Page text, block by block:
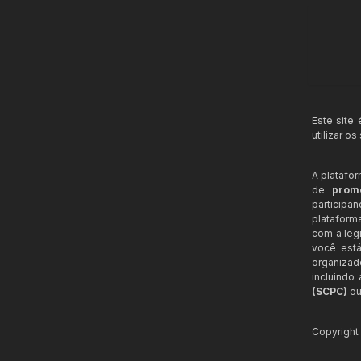
Este site
utilizar os
A
de
com a
você
incluindo
(SCPC)